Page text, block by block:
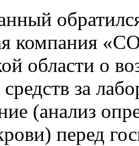
компания
области о
за
(анализ
перед